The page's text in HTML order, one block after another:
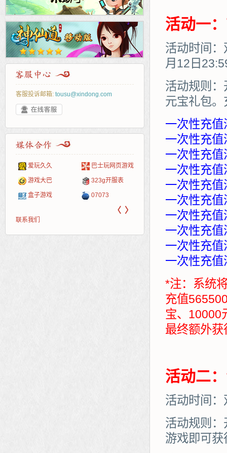
客服投诉邮箱: tousu@xindong.com
爱玩久久 巴士玩网页游戏
游戏大巴 323g开服表
盒子游戏 07073
页游网
新浪
网易
多玩
中华网
Cwan
游一游
游侠网页游戏 40407
5617网游网 一游网
开服网
斗蟹网页游戏 游戏
〈 〉
联系我们
活动一
活动时间
月12日
活动规则
元宝礼包
一次性充
一次性充
一次性充
一次性充
一次性充
一次性充
一次性充
一次性充
一次性充
一次性充
*注：系统
充值
宝、10000
最终额外
活动二
活动时间
活动规则
游戏即可